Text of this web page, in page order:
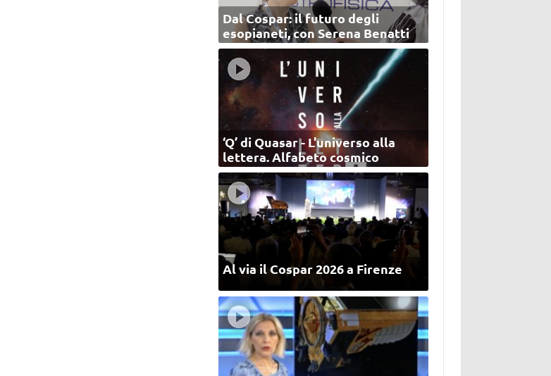
Dal Cospar: il futuro degli
esopianeti, con Serena Benatti
‘Q’ di Quasar - L'universo alla
lettera. Alfabeto cosmico
Al via il Cospar 2026 a Firenze